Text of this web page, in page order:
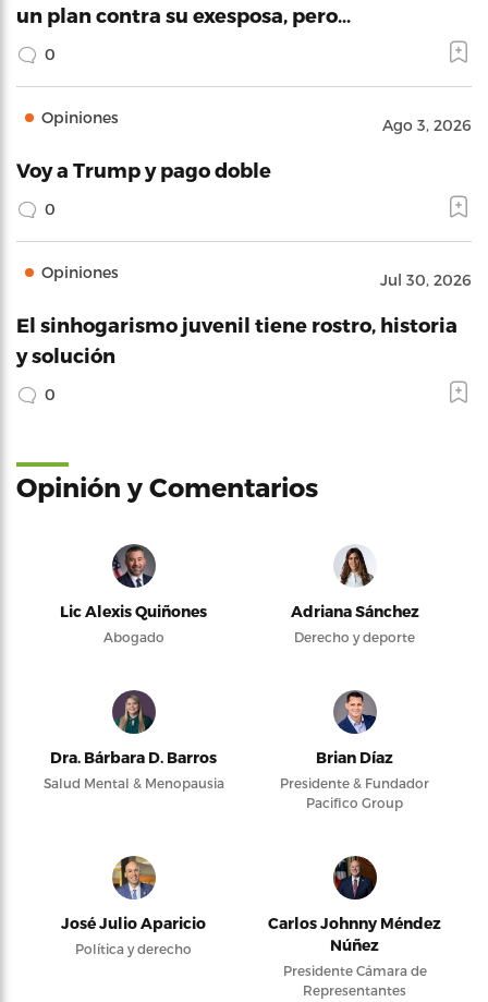
un plan contra su exesposa, pero…
0
Opiniones Ago 3, 2026
Voy a Trump y pago doble
0
Opiniones Jul 30, 2026
El sinhogarismo juvenil tiene rostro, historia
y solución
0
Opinión y Comentarios
Lic Alexis Quiñones
Abogado
Adriana Sánchez
Derecho y deporte
Dra. Bárbara D. Barros
Salud Mental & Menopausia
Brian Díaz
Presidente & Fundador
Pacifico Group
José Julio Aparicio
Política y derecho
Carlos Johnny Méndez
Núñez
Presidente Cámara de
Representantes